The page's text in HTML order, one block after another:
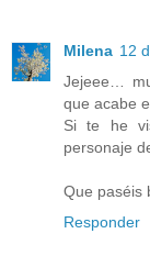
Milena 12
Jejeee…
que acabe
Si te he
personaje
Que paséis
Responder